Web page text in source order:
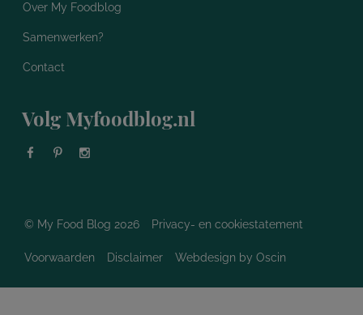
Over My Foodblog
Samenwerken?
Contact
Volg Myfoodblog.nl
© My Food Blog 2026 Privacy- en cookiestatement
Voorwaarden Disclaimer Webdesign by Oscin